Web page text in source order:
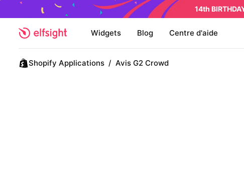
14th
Widgets Blog Centre d'aide
Shopify Applications / Avis G2 Crowd